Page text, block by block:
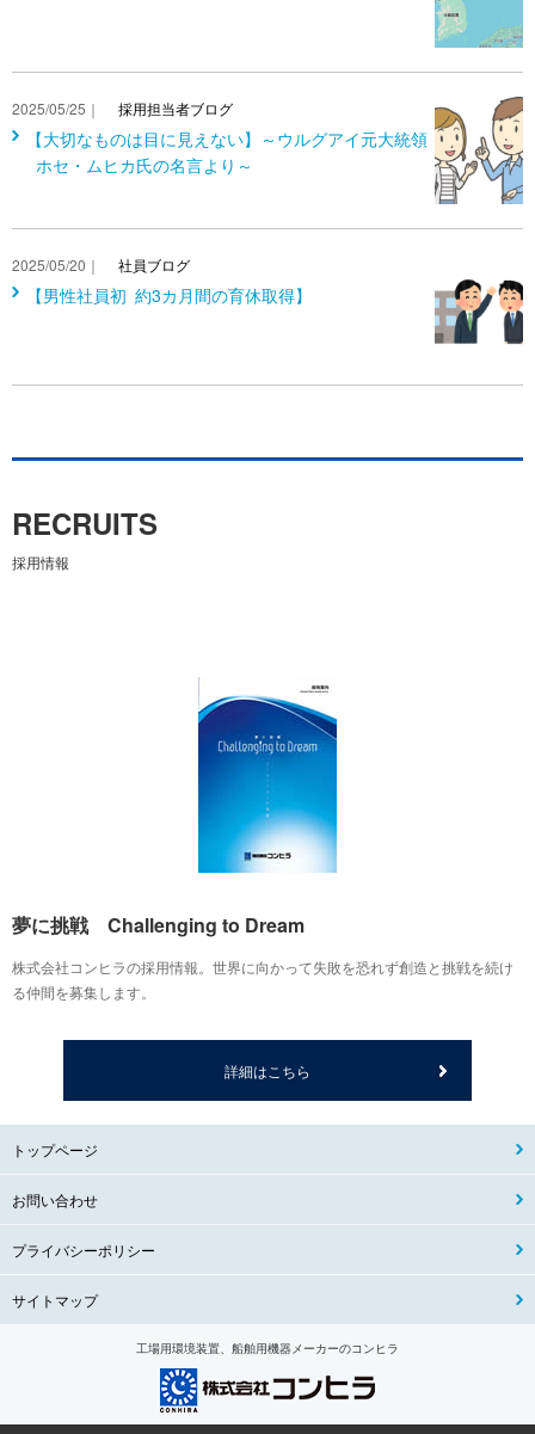
2025/05/25｜ 採用担当者ブログ
【大切なものは目に見えない】～ウルグアイ元大統領
ホセ・ムヒカ氏の名言より～
2025/05/20｜ 社員ブログ
【男性社員初 約3カ月間の育休取得】
RECRUITS
採用情報
夢に挑戦 Challenging to Dream
株式会社コンヒラの採用情報。世界に向かって失敗を恐れず創造と挑戦を続け
る仲間を募集します。
詳細はこちら
トップページ
お問い合わせ
プライバシーポリシー
サイトマップ
工場用環境装置、船舶用機器メーカーのコンヒラ